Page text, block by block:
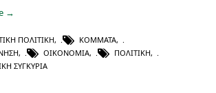
→
ΠΟΛΙΤΙΚΉ, ΚΌΜΜΑΤΑ,
, ΟΙΚΟΝΟΜΊΑ, ΠΟΛΙΤΙΚΉ,
ΣΥΓΚΥΡΊΑ